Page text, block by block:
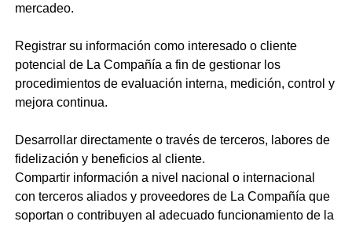
mercadeo.
Registrar su información como interesado o cliente
potencial de La Compañía a fin de gestionar los
procedimientos de evaluación interna, medición, control y
mejora continua.
Desarrollar directamente o través de terceros, labores de
fidelización y beneficios al cliente.
Compartir información a nivel nacional o internacional
con terceros aliados y proveedores de La Compañía que
soportan o contribuyen al adecuado funcionamiento de la